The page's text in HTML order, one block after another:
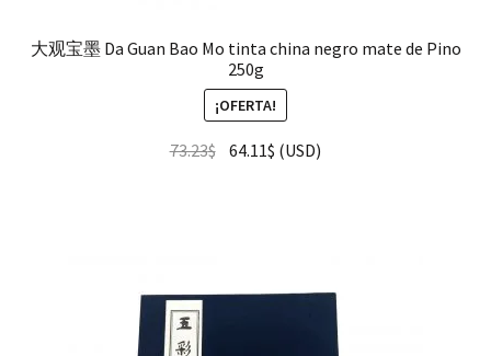
大观宝墨 Da Guan Bao Mo tinta china negro mate de Pino
250g
¡OFERTA!
73.23$ 64.11$ (USD)